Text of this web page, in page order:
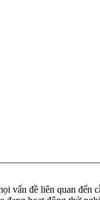
vấn đề liên quan đến